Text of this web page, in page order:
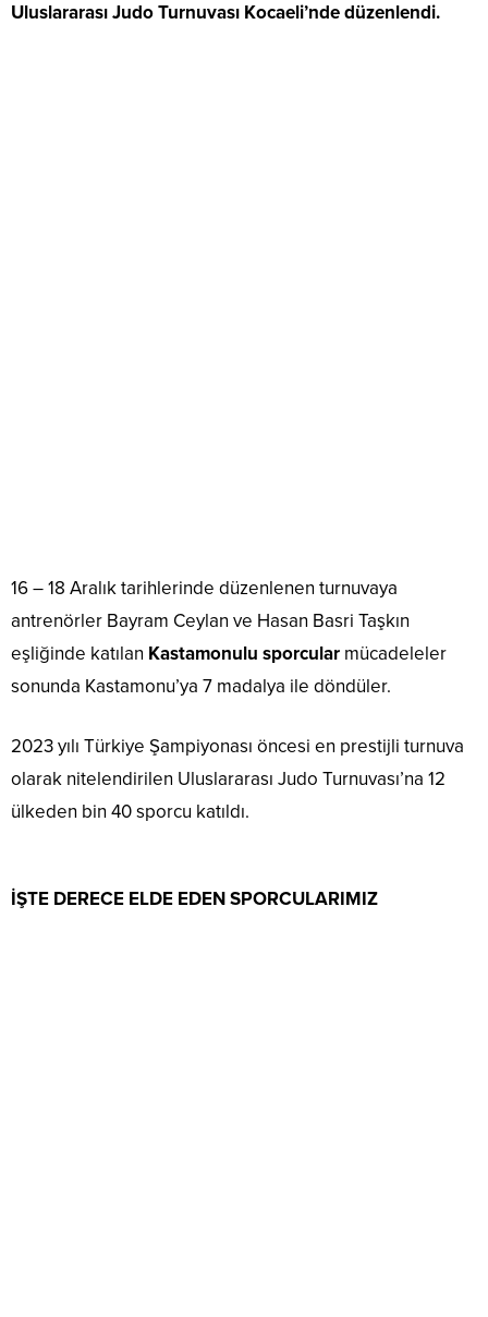
Uluslararası Judo Turnuvası Kocaeli’nde düzenlendi.
16 – 18 Aralık tarihlerinde düzenlenen turnuvaya
antrenörler Bayram Ceylan ve Hasan Basri Taşkın
eşliğinde katılan Kastamonulu sporcular mücadeleler
sonunda Kastamonu’ya 7 madalya ile döndüler.
2023 yılı Türkiye Şampiyonası öncesi en prestijli turnuva
olarak nitelendirilen Uluslararası Judo Turnuvası’na 12
ülkeden bin 40 sporcu katıldı.
İŞTE DERECE ELDE EDEN SPORCULARIMIZ